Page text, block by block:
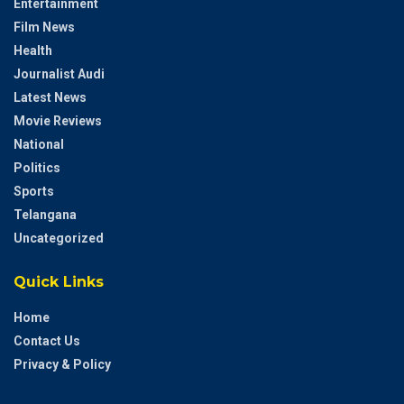
Entertainment
Film News
Health
Journalist Audi
Latest News
Movie Reviews
National
Politics
Sports
Telangana
Uncategorized
Quick Links
Home
Contact Us
Privacy & Policy